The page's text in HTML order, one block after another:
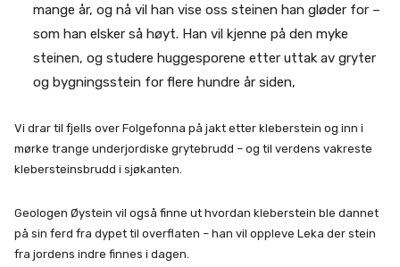
mange år, og nå vil han vise oss steinen han gløder for –
som han elsker så høyt. Han vil kjenne på den myke
steinen, og studere huggesporene etter uttak av gryter
og bygningsstein for flere hundre år siden,
Vi drar til fjells over Folgefonna på jakt etter kleberstein og inn i
mørke trange underjordiske grytebrudd – og til verdens vakreste
klebersteinsbrudd i sjøkanten.
Geologen Øystein vil også finne ut hvordan kleberstein ble dannet
på sin ferd fra dypet til overflaten – han vil oppleve Leka der stein
fra jordens indre finnes i dagen.